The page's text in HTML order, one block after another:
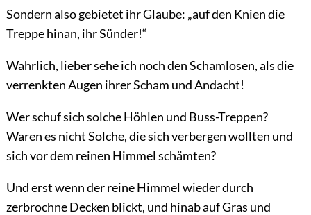
Sondern also gebietet ihr Glaube: „auf den Knien die
Treppe hinan, ihr Sünder!“
Wahrlich, lieber sehe ich noch den Schamlosen, als die
verrenkten Augen ihrer Scham und Andacht!
Wer schuf sich solche Höhlen und Buss-Treppen?
Waren es nicht Solche, die sich verbergen wollten und
sich vor dem reinen Himmel schämten?
Und erst wenn der reine Himmel wieder durch
zerbrochne Decken blickt, und hinab auf Gras und